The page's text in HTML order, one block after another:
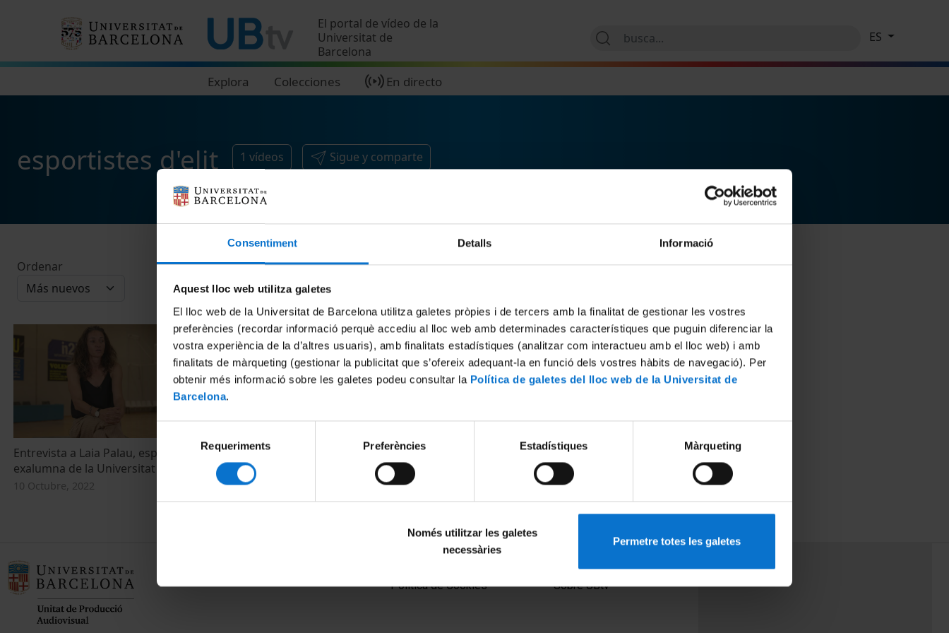
Consentiment Detalls Informació
Aquest lloc web utilitza galetes
El lloc web de la Universitat de Barcelona utilitza galetes pròpies i de tercers amb la finalitat de gestionar les vostres
preferències (recordar informació perquè accediu al lloc web amb determinades característiques que puguin diferenciar la
vostra experiència de la d’altres usuaris), amb finalitats estadístiques (analitzar com interactueu amb el lloc web) i amb
finalitats de màrqueting (gestionar la publicitat que s’ofereix adequant-la en funció dels vostres hàbits de navegació). Per
obtenir més informació sobre les galetes podeu consultar la Política de galetes del lloc web de la Universitat de
Barcelona.
consentiment
Requeriments Preferències Estadístiques Màrqueting
Només utilitzar les galetes
necessàries
Permetre totes les galetes
El portal de vídeo de la
Universitat de
Barcelona
Explora Colecciones En directo
ES
esportistes d'elit 1 vídeos Sigue y comparte
Ordenar
Entrevista a Laia Palau, esportista d'elit i
exalumna de la Universitat de Barcelona
10 Octubre, 2022
Política de Cookies
Sobre UBtv